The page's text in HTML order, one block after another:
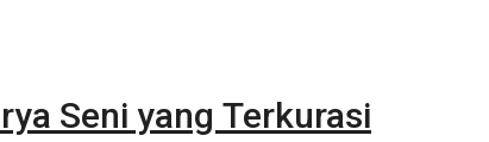
Seni yang Terkurasi